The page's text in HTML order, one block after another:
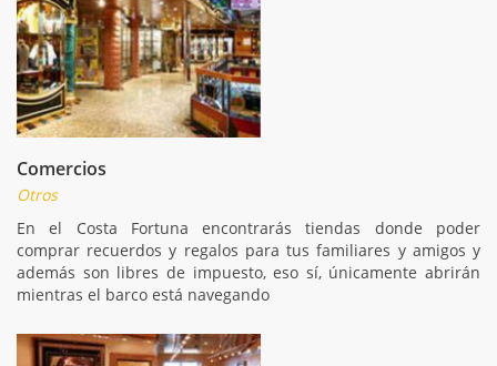
Comercios
Otros
En el Costa Fortuna encontrarás tiendas donde poder
comprar recuerdos y regalos para tus familiares y amigos y
además son libres de impuesto, eso sí, únicamente abrirán
mientras el barco está navegando